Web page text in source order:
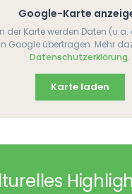
Jerky
und getrocknetes
salziger und süßer
oft mit
Google-Karte
der Karte werden Daten (u.a.
Google übertragen. Mehr
Datenschutzerklärung.
Karte laden